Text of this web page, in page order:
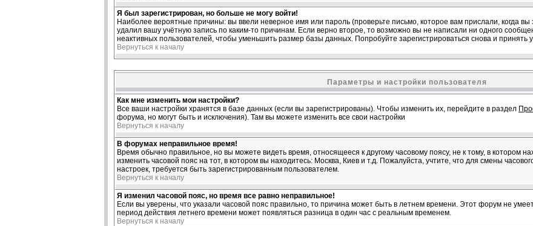
Я был зарегистрирован, но больше не могу войти!
Наиболее вероятные причины: вы ввели неверное имя или пароль (проверьте письмо, которое вам прислали, когда вы
удалил вашу учётную запись по каким-то причинам. Если верно второе, то возможно вы не написали ни одного
неактивных пользователей, чтобы уменьшить размер базы данных. Попробуйте зарегистрироваться снова и принять
Вернуться к началу
Параметры и настройки пользователя
Как мне изменить мои настройки?
Все ваши настройки хранятся в базе данных (если вы зарегистрированы). Чтобы изменить их, перейдите в раздел
форума, но могут быть и исключения). Там вы можете изменить все свои настройки
Вернуться к началу
В форумах неправильное время!
Время обычно правильное, но вы можете видеть время, относящееся к другому часовому поясу, не к тому, в котором
изменить часовой пояс на тот, в котором вы находитесь: Москва, Киев и т.д. Пожалуйста, учтите, что для смены
настроек, требуется быть зарегистрированным пользователем.
Вернуться к началу
Я изменил часовой пояс, но время все равно неправильное!
Если вы уверены, что указали часовой пояс правильно, то причина может быть в летнем времени. Этот форум не
период действия летнего времени может появляться разница в один час с реальным временем.
Вернуться к началу